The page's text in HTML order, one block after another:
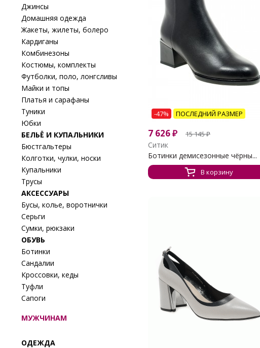
Джинсы
Домашняя одежда
Жакеты, жилеты, болеро
Кардиганы
Комбинезоны
Костюмы, комплекты
Футболки, поло, лонгсливы
Майки и топы
Платья и сарафаны
Туники
Юбки
БЕЛЬЁ И КУПАЛЬНИКИ
Бюстгальтеры
Колготки, чулки, носки
Купальники
Трусы
АКСЕССУАРЫ
Бусы, колье, воротнички
Серьги
Сумки, рюкзаки
ОБУВЬ
Ботинки
Сандалии
Кроссовки, кеды
Туфли
Сапоги
МУЖЧИНАМ
ОДЕЖДА
-47% ПОСЛЕДНИЙ РАЗМЕР
7 626₽ 15 145₽
Ситик
Ботинки демисезонные чёрны...
В корзину